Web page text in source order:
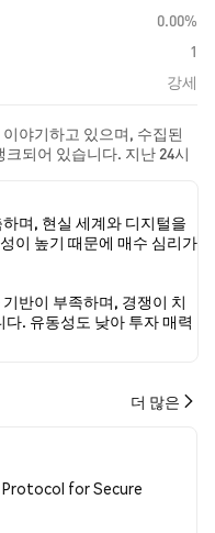
0.00%
1
강세
야기하고 있으며, 수집된
되어 있습니다. 지난 24시
사 1건이 게시되었습니다.
을, 60.00%의 트윗이 약세
에 대해 중립적인 감
트윗을 기반으로 합니다.
며, 현실 세계와 디지털을
이 높기 때문에 매수 심리가
반이 부족하며, 경쟁이 치
. 유동성도 낮아 투자 매력
더 많은
Protocol for Secure